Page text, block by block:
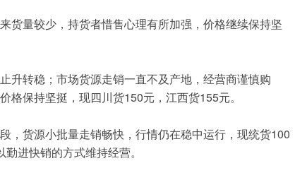
货量较少，持货者惜售心理有所加强，价格继续保持坚
升转稳；市场货源走销一直不及产地，经营商谨慎购
保持坚挺，现四川货150元，江西货155元。
，货源小批量走销畅快，行情仍在稳中运行，现统货100
进快销的方式维持经营。